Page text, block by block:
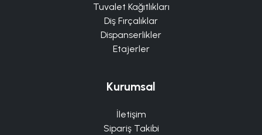
Tuvalet Kağıtlıkları
Diş Fırçalıklar
Dispanserlikler
Etajerler
Kurumsal
İletişim
Sipariş Takibi